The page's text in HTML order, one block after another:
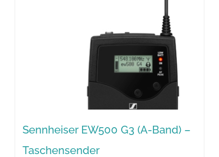
Sennheiser EW500 G3 (A-Band) –
Taschensender